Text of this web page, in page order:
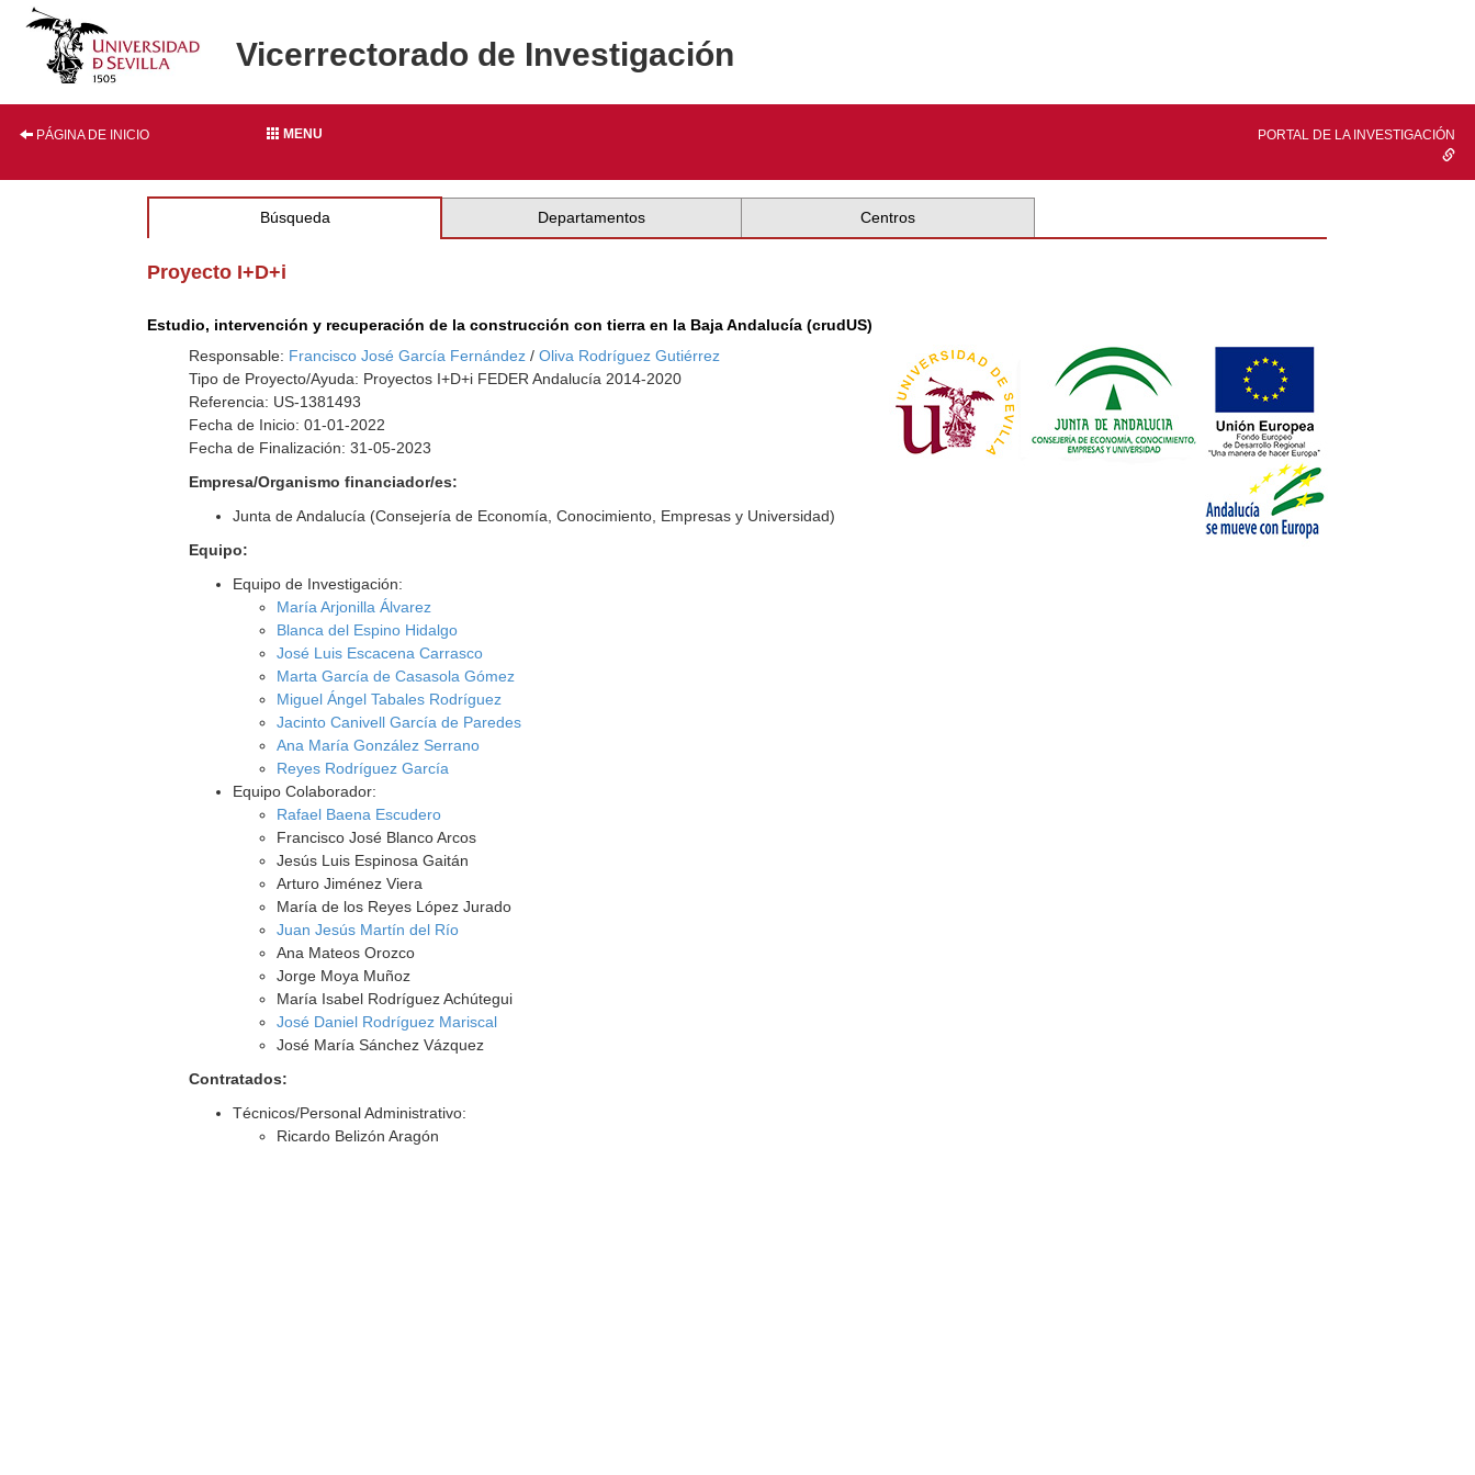
Vicerrectorado de Investigación
PÁGINA DE INICIO MENU PORTAL DE LA INVESTIGACIÓN
Búsqueda Departamentos Centros
Proyecto I+D+i
Estudio, intervención y recuperación de la construcción con tierra en la Baja Andalucía (crudUS)
Responsable: Francisco José García Fernández /Oliva Rodríguez Gutiérrez
Tipo de Proyecto/Ayuda: Proyectos I+D+i FEDER Andalucía 2014-2020
Referencia: US-1381493
Fecha de Inicio: 01-01-2022
Fecha de Finalización: 31-05-2023
Empresa/Organismo financiador/es:
Junta de Andalucía (Consejería de Economía, Conocimiento, Empresas y Universidad)
Equipo:
Equipo de Investigación:
María Arjonilla Álvarez
Blanca del Espino Hidalgo
José Luis Escacena Carrasco
Marta García de Casasola Gómez
Miguel Ángel Tabales Rodríguez
Jacinto Canivell García de Paredes
Ana María González Serrano
Reyes Rodríguez García
Equipo Colaborador:
Rafael Baena Escudero
Francisco José Blanco Arcos
Jesús Luis Espinosa Gaitán
Arturo Jiménez Viera
María de los Reyes López Jurado
Juan Jesús Martín del Río
Ana Mateos Orozco
Jorge Moya Muñoz
María Isabel Rodríguez Achútegui
José Daniel Rodríguez Mariscal
José María Sánchez Vázquez
Contratados:
Técnicos/Personal Administrativo:
Ricardo Belizón Aragón